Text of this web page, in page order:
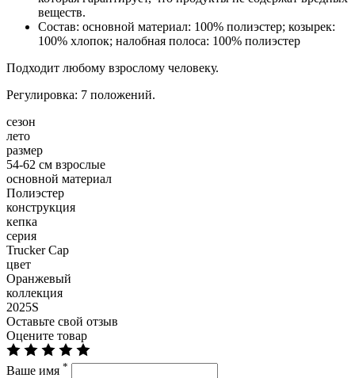
веществ.
Состав: основной материал: 100% полиэстер; козырек:
100% хлопок; налобная полоса: 100% полиэстер
Подходит любому взрослому человеку.
Регулировка: 7 положений.
сезон
лето
размер
54-62 см взрослые
основной материал
Полиэстер
конструкция
кепка
серия
Trucker Cap
цвет
Оранжевый
коллекция
2025S
Оставьте свой отзыв
Оцените товар
Ваше имя *